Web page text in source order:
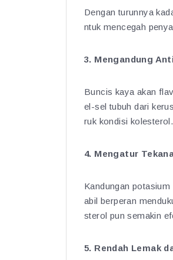
Dengan turunnya
ntuk mencegah
3. Mengandung
Buncis kaya akan
el-sel tubuh dari
ruk kondisi kolesterol.
4. Mengatur
Kandungan
abil berperan
sterol pun semakin
5. Rendah Lemak